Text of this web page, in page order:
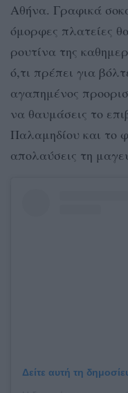
Αθήνα. Γραφικά
όμορφες πλατείες
ρουτίνα της
ό,τι πρέπει για
αγαπημένος
να θαυμάσεις το
Παλαμηδίου και το
απολαύσεις τη
Δείτε αυτή τη